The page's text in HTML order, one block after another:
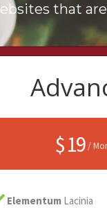
that
$ 19 /
ElementumLacinia